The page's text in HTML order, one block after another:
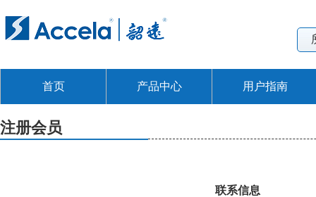
首页 产品中心 用户指南
注册会员
联系信息